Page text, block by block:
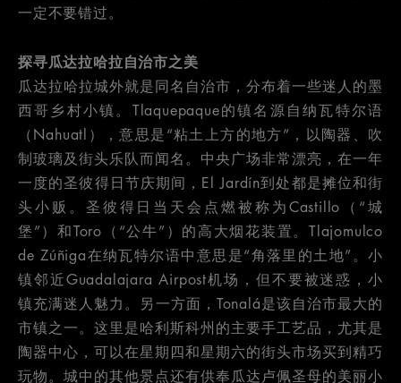
一定不要错过。
探寻瓜达拉哈拉自治市之美
瓜达拉哈拉城外就是同名自治市，分布着一些迷人的墨
西哥乡村小镇。Tlaquepaque的镇名源自纳瓦特尔语
（Nahuatl），意思是“粘土上方的地方”，以陶器、吹
制玻璃及街头乐队而闻名。中央广场非常漂亮，在一年
一度的圣彼得日节庆期间，El Jardín到处都是摊位和街
头小贩。圣彼得日当天会点燃被称为Castillo（“城
堡”）和Toro（“公牛”）的高大烟花装置。Tlajomulco
de Zúñiga在纳瓦特尔语中意思是“角落里的土地”。小
镇邻近Guadalajara Airpost机场，但不要被迷惑，小
镇充满迷人魅力。另一方面，Tonalá是该自治市最大的
市镇之一。这里是哈利斯科州的主要手工艺品，尤其是
陶器中心，可以在星期四和星期六的街头市场买到精巧
玩物。城中的其他景点还有供奉瓜达卢佩圣母的美丽小